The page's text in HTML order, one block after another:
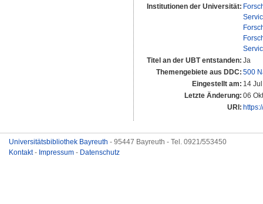
Institutionen der Universität:
Titel an der UBT entstanden: Ja
Themengebiete aus DDC: 500
Eingestellt am: 14
Letzte Änderung: 06
URI:
Universitätsbibliothek Bayreuth - 95447 Bayreuth - Tel. 0921/553450
Kontakt- Impressum - Datenschutz